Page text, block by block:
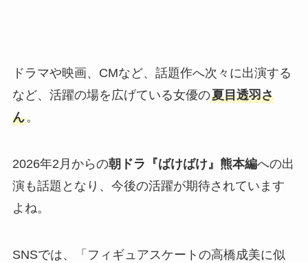
ドラマや映画、CMなど、話題作へ次々に出演する
など、活躍の場を広げている女優の夏目透羽さ
ん。
2026年2月からの朝ドラ『ばけばけ』熊本編への出
演も話題となり、今後の活躍が期待されています
よね。
SNSでは、「フィギュアスケートの高橋成美に似